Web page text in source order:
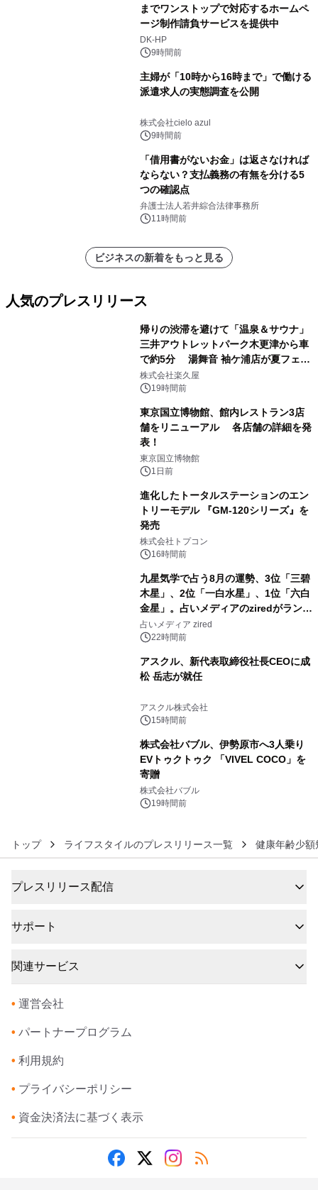
までワンストップで対応するホームペ
ージ制作請負サービスを提供中
DK-HP
9時間前
主婦が「10時から16時まで」で働ける
派遣求人の実態調査を公開
株式会社cielo azul
9時間前
「借用書がないお金」は返さなければ
ならない？支払義務の有無を分ける5
つの確認点
弁護士法人若井綜合法律事務所
11時間前
ビジネスの新着をもっと見る
人気のプレスリリース
帰りの渋滞を避けて「温泉＆サウナ」
三井アウトレットパーク木更津から車
で約5分 湯舞音 袖ケ浦店が夏フェア
メニューを提供
株式会社楽久屋
19時間前
東京国立博物館、館内レストラン3店
舗をリニューアル 各店舗の詳細を発
表！
東京国立博物館
1日前
進化したトータルステーションのエン
トリーモデル 『GM-120シリーズ』を
発売
株式会社トプコン
16時間前
九星気学で占う8月の運勢、3位「三碧
木星」、2位「一白水星」、1位「六白
金星」。占いメディアのziredがランキ
ングを発表
占いメディア zired
22時間前
アスクル、新代表取締役社長CEOに成
松 岳志が就任
アスクル株式会社
15時間前
株式会社バブル、伊勢原市へ3人乗り
EVトゥクトゥク 「VIVEL COCO」を
寄贈
株式会社バブル
19時間前
トップ ライフスタイルのプレスリリース一覧 健康年齢少
プレスリリース配信
サポート
関連サービス
• 運営会社
• パートナープログラム
• 利用規約
• プライバシーポリシー
• 資金決済法に基づく表示